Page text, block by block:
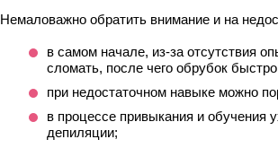
Немаловажно обратить внимание и на
в самом начале, из-за отсутствия
сломать, после чего обрубок
при недостаточном навыке можно
в процессе привыкания и обучения
депиляции;